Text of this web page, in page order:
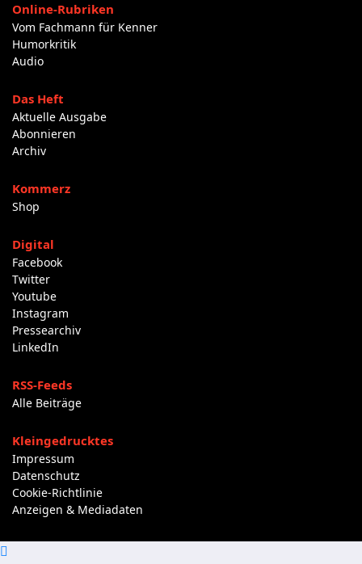
Online-Rubriken
Vom Fachmann für Kenner
Humorkritik
Audio
Das Heft
Aktuelle Ausgabe
Abonnieren
Archiv
Kommerz
Shop
Digital
Facebook
Twitter
Youtube
Instagram
Pressearchiv
LinkedIn
RSS-Feeds
Alle Beiträge
Kleingedrucktes
Impressum
Datenschutz
Cookie-Richtlinie
Anzeigen & Mediadaten